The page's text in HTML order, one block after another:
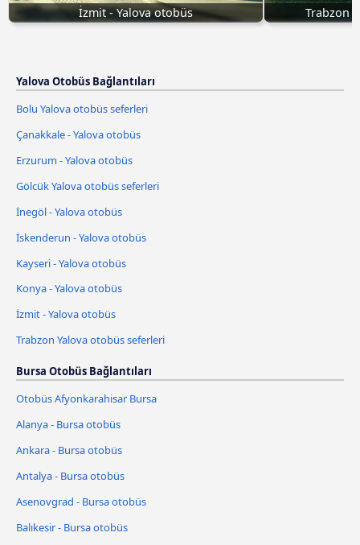
İzmit - Yalova otobüs Trabzon
Yalova Otobüs Bağlantıları
Bolu Yalova otobüs seferleri
Çanakkale - Yalova otobüs
Erzurum - Yalova otobüs
Gölcük Yalova otobüs seferleri
İnegöl - Yalova otobüs
İskenderun - Yalova otobüs
Kayseri - Yalova otobüs
Konya - Yalova otobüs
İzmit - Yalova otobüs
Trabzon Yalova otobüs seferleri
Bursa Otobüs Bağlantıları
Otobüs Afyonkarahisar Bursa
Alanya - Bursa otobüs
Ankara - Bursa otobüs
Antalya - Bursa otobüs
Asenovgrad - Bursa otobüs
Balıkesir - Bursa otobüs